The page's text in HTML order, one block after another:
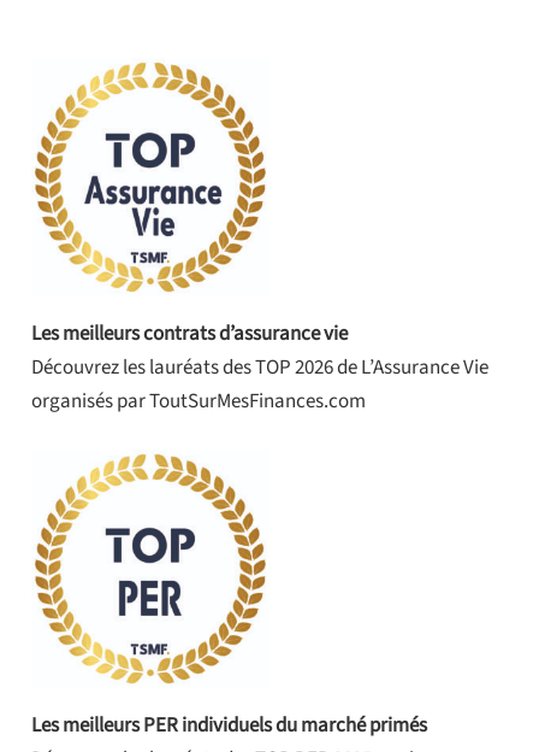
Les meilleurs contrats d’assurance vie
Découvrez les lauréats des TOP 2026 de L’Assurance Vie
organisés par ToutSurMesFinances.com
Les meilleurs PER individuels du marché primés